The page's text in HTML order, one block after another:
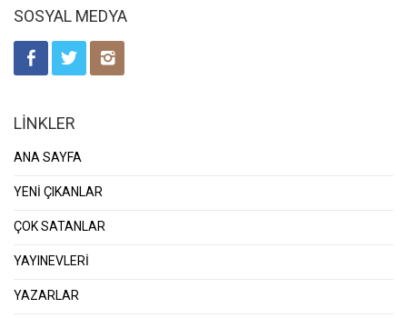
SOSYAL MEDYA
LİNKLER
ANA SAYFA
YENİ ÇIKANLAR
ÇOK SATANLAR
YAYINEVLERİ
YAZARLAR